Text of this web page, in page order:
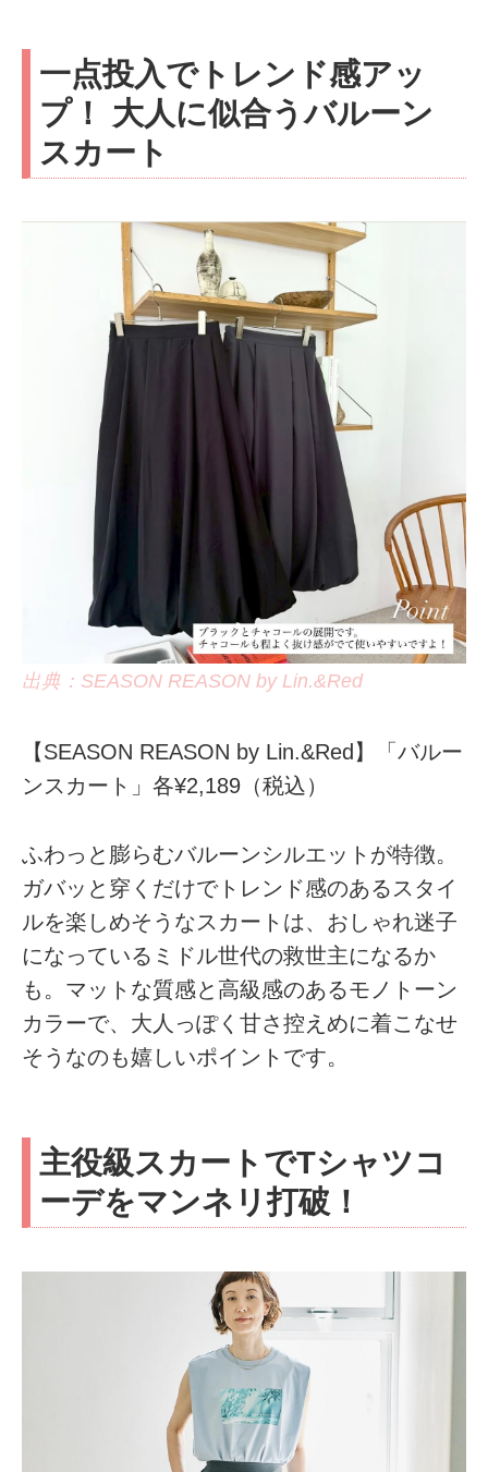
一点投入でトレンド感アッ
プ！ 大人に似合うバルーン
スカート
出典：SEASON REASON by Lin.&Red
【SEASON REASON by Lin.&Red】「バルー
ンスカート」各¥2,189（税込）
ふわっと膨らむバルーンシルエットが特徴。
ガバッと穿くだけでトレンド感のあるスタイ
ルを楽しめそうなスカートは、おしゃれ迷子
になっているミドル世代の救世主になるか
も。マットな質感と高級感のあるモノトーン
カラーで、大人っぽく甘さ控えめに着こなせ
そうなのも嬉しいポイントです。
主役級スカートでTシャツコ
ーデをマンネリ打破！